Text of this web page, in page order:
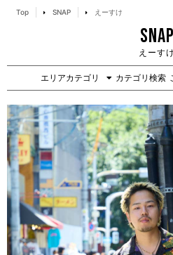
Top SNAP えーすけ
SNAP
えーすけ
エリアカテゴリ カテゴリ検索